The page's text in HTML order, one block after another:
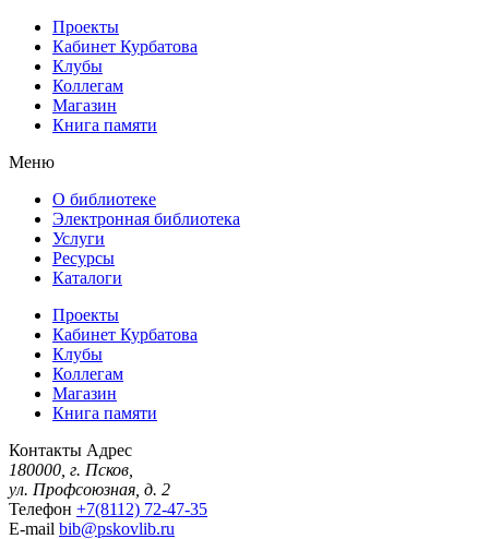
Проекты
Кабинет Курбатова
Клубы
Коллегам
Магазин
Книга памяти
Меню
О библиотеке
Электронная библиотека
Услуги
Ресурсы
Каталоги
Проекты
Кабинет Курбатова
Клубы
Коллегам
Магазин
Книга памяти
Контакты Адрес
180000, г. Псков,
ул. Профсоюзная, д. 2
Телефон +7(8112) 72-47-35
E-mail bib@pskovlib.ru